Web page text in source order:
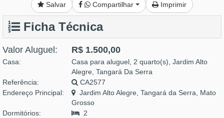
Salvar Compartilhar Imprimir
Ficha Técnica
Valor Aluguel: R$ 1.500,00
Casa:
Casa para aluguel, 2 quarto(s), Jardim Alto
Alegre, Tangará Da Serra
Referência:
CA2577
Endereço Principal:
Jardim Alto Alegre, Tangará da Serra, Mato
Grosso
Dormitórios:
2